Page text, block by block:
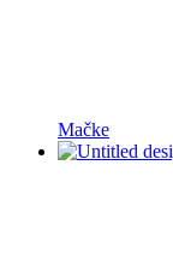
Mačke